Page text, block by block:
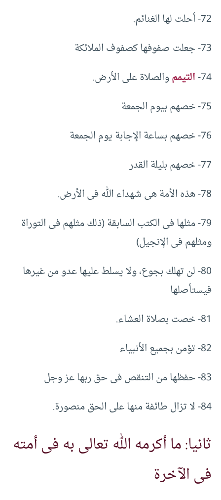
72- أحلت لها الغنائم.
73- جعلت صفوفها كصفوف الملائكة
74- التيمموالصلاة على الأرض.
75- خصهم بيوم الجمعة
76- خصهم بساعة الإجابة يوم الجمعة
77- خصهم بليلة القدر
78- هذه الأمة هى شهداء الله فى الأرض.
79- مثلها فى الكتب السابقة (ذلك مثلهم فى التوراة
ومثلهم فى الإنجيل)
80- لن تهلك بجوع، ولا يسلط عليها عدو من غيرها
فيستأصلها
81- خصت بصلاة العشاء.
82- تؤمن بجميع الأنبياء
83- حفظها من التنقص فى حق ربها عز وجل
84- لا تزال طائفة منها على الحق منصورة.
ثانيا: ما أكرمه الله تعالى به فى أمته
فى الآخرة